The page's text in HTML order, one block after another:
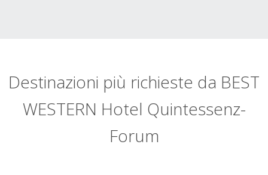
Destinazioni più richieste da BEST
WESTERN Hotel Quintessenz-
Forum